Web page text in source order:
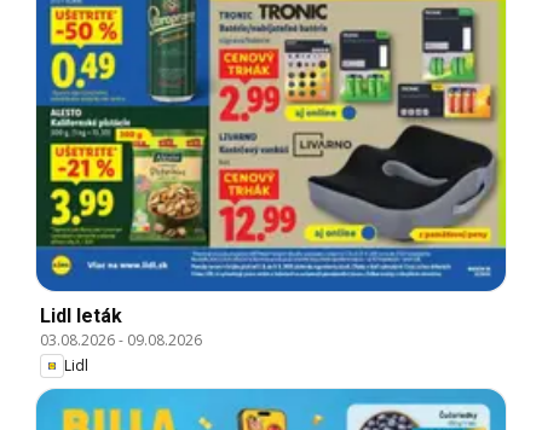
Lidl leták
03.08.2026- 09.08.2026
Lidl